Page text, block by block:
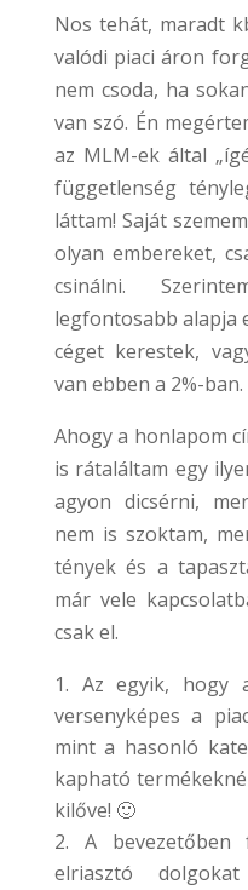
Nos tehát, maradt
valódi piaci áron
nem csoda, ha
van szó. Én
az MLM-ek által
függetlenség
láttam! Saját
olyan embereket,
csinálni.
legfontosabb alapja
céget kerestek,
van ebben a 2%-ban.
Ahogy a honlapom
is rátaláltam egy
agyon dicsérni,
nem is szoktam,
tények és a
már vele
csak el.
Az egyik, hogy
versenyképes a
mint a hasonló
kapható
kilőve! 🙂
A bevezetőben
elriasztó dolgokat